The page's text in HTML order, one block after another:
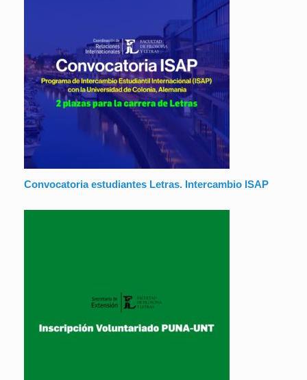
Convocatoria estudiantes Letras. Intercambio ISAP